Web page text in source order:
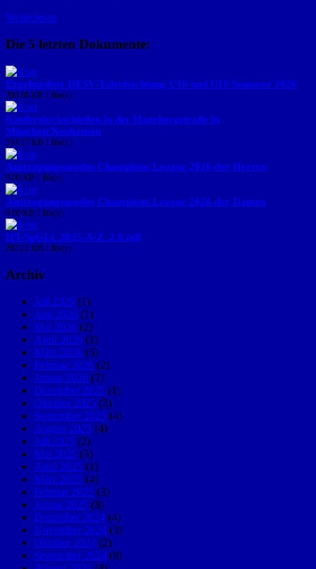
Weiterlesen
Die 5 letzten Dokumente:
Ergebnisliste DESV-Talentsichtung U16 und U19 Sommer 2026
290.98 KB 1 file(s)
Kinderstockschießen in der Hanebergstraße in
München/Neuhausen
253.27 KB 1 file(s)
Austragungsmodus Champions League 2026 der Herren
0.00 KB 1 file(s)
Austragungsmodus Champions League 2026 der Damen
0.00 KB 1 file(s)
IFI-SpGLi_2025-A-Z_2.0.pdf
292.22 KB 1 file(s)
Archiv
Juli 2026 (1)
Juni 2026 (1)
Mai 2026 (2)
April 2026 (1)
März 2026 (5)
Februar 2026 (2)
Januar 2026 (7)
Dezember 2025 (1)
Oktober 2025 (3)
September 2025 (4)
August 2025 (4)
Juli 2025 (2)
Mai 2025 (5)
April 2025 (1)
März 2025 (4)
Februar 2025 (3)
Januar 2025 (8)
Dezember 2024 (4)
November 2024 (3)
Oktober 2024 (2)
September 2024 (8)